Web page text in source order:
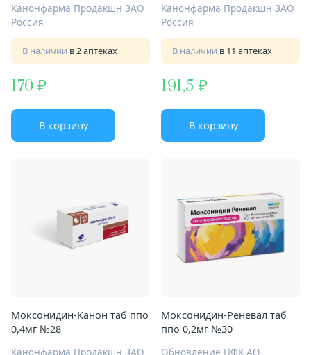
Канонфарма Продакшн ЗАО
Россия
В наличии в 2 аптеках
170
В корзину
Канонфарма Продакшн ЗАО
Россия
В наличии в 11 аптеках
191,5
В корзину
Моксонидин-Канон таб ппо
0,4мг №28
Канонфарма Продакшн ЗАО
Моксонидин-Реневал таб
ппо 0,2мг №30
Обновление ПФК АО